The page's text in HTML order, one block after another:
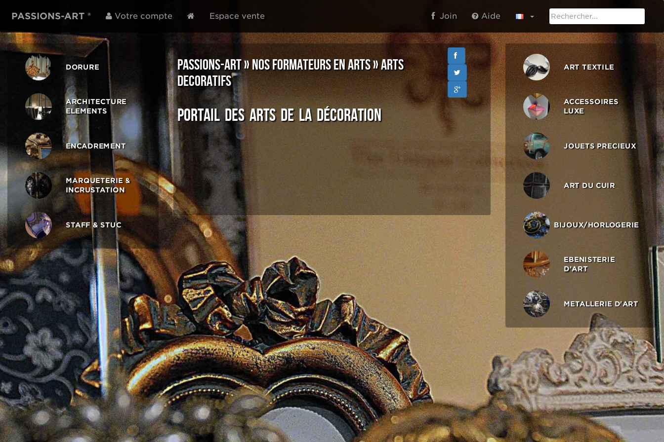
PASSIONS-ART ® Votre compte Espace vente Join Aide
DORURE
ARCHITECTURE
ELEMENTS
ENCADREMENT
MARQUETERIE &
INCRUSTATION
STAFF & STUC
PASSIONS-ART»NOS FORMATEURS EN ARTS» ARTS
DECORATIFS
PORTAIL DEs arts de LA DÉCORATION
ART TEXTILE
ACCESSOIRES
LUXE
JOUETS PRECIEUX
ART DU CUIR
BIJOUX/HORLOGERIE
EBENISTERIE
D'ART
METALLERIE D'ART